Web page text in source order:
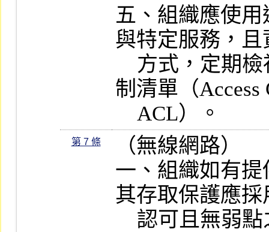
五、組織應使
與特定服務，
制清單（Access
    ACL）。
第 7 條
（無線網路）
一、組織如有
其存取保護應